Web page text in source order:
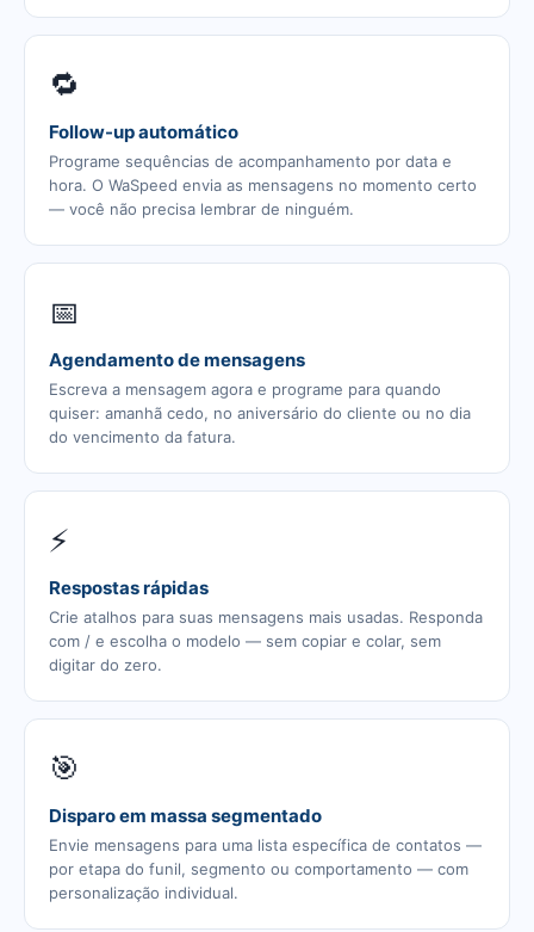
🔁
Follow-up automático
Programe sequências de acompanhamento por data e
hora. O WaSpeed envia as mensagens no momento certo
— você não precisa lembrar de ninguém.
📅
Agendamento de mensagens
Escreva a mensagem agora e programe para quando
quiser: amanhã cedo, no aniversário do cliente ou no dia
do vencimento da fatura.
⚡
Respostas rápidas
Crie atalhos para suas mensagens mais usadas. Responda
com / e escolha o modelo — sem copiar e colar, sem
digitar do zero.
🎯
Disparo em massa segmentado
Envie mensagens para uma lista específica de contatos —
por etapa do funil, segmento ou comportamento — com
personalização individual.